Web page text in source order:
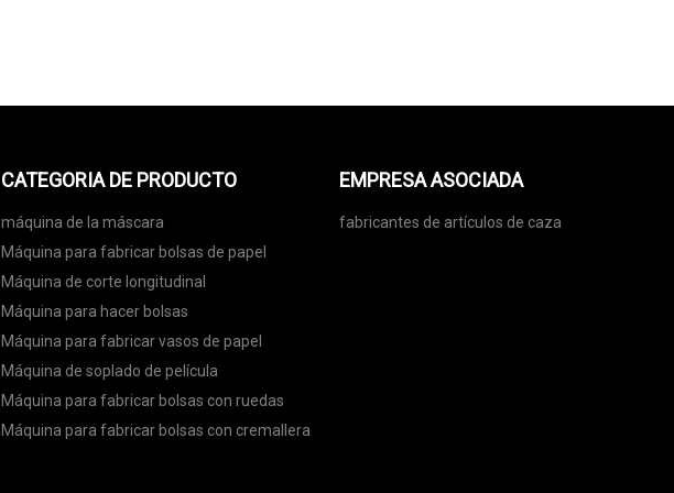
CATEGORIA DE PRODUCTO
máquina de la máscara
Máquina para fabricar bolsas de papel
Máquina de corte longitudinal
Máquina para hacer bolsas
Máquina para fabricar vasos de papel
Máquina de soplado de película
Máquina para fabricar bolsas con ruedas
Máquina para fabricar bolsas con cremallera
EMPRESA ASOCIADA
fabricantes de artículos de caza